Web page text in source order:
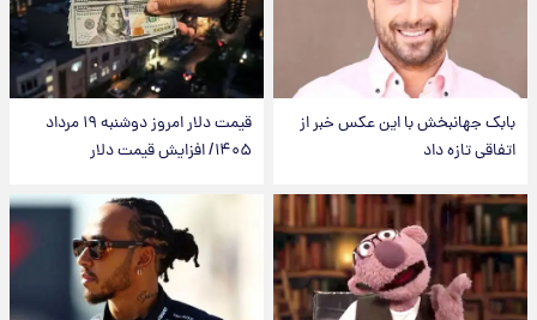
بابک جهانبخش با این عکس خبر از
اتفاقی تازه داد
قیمت دلار امروز دوشنبه ۱۹ مرداد
۱۴۰۵/ افزایش قیمت دلار